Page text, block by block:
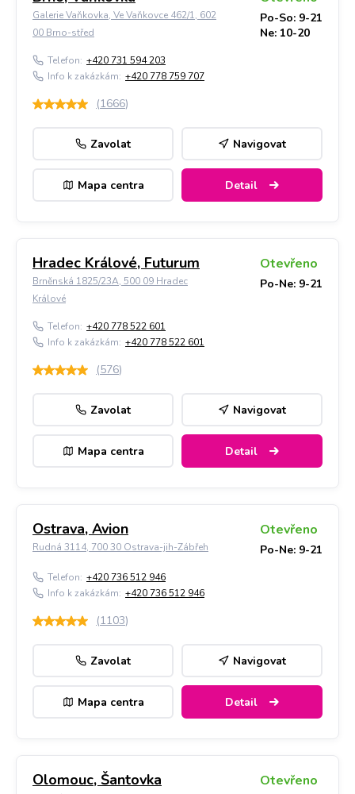
Galerie Vaňkovka, Ve Vaňkovce 462/1, 602
00 Brno-střed
Po-So: 9-21
Ne: 10-20
Telefon: +420 731 594 203
Info k zakázkám: +420 778 759 707
(1666)
Zavolat Navigovat
Mapa centra Detail
Hradec Králové, Futurum
Brněnská 1825/23A, 500 09 Hradec
Králové
Otevřeno
Po-Ne: 9-21
Telefon: +420 778 522 601
Info k zakázkám: +420 778 522 601
(576)
Zavolat Navigovat
Mapa centra Detail
Ostrava, Avion
Rudná 3114, 700 30 Ostrava-jih-Zábřeh
Otevřeno
Po-Ne: 9-21
Telefon: +420 736 512 946
Info k zakázkám: +420 736 512 946
(1103)
Zavolat Navigovat
Mapa centra Detail
Olomouc, Šantovka Otevřeno